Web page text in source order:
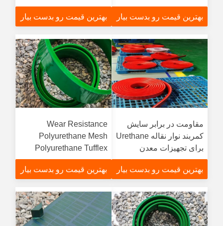
Mechanisms
بهترین قیمت رو بدست بیار
Skirting Parts
بهترین قیمت رو بدست بیار
مقاومت در برابر سایش
کمربند نوار نقاله Urethane
برای تجهیزات معدن
بهترین قیمت رو بدست بیار
Wear Resistance
Polyurethane Mesh
Polyurethane Tufflex
Screen Lower Operating
Noise
بهترین قیمت رو بدست بیار